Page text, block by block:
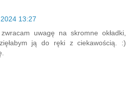
13:27
uwagę na skromne okładki,
ją do ręki z ciekawością. :)